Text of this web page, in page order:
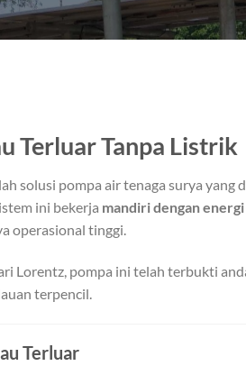
Terluar Tanpa Listrik
solusi pompa air tenaga surya yang
ini bekerja mandiri dengan
operasional tinggi.
Lorentz, pompa ini telah terbukti
terpencil.
Terluar